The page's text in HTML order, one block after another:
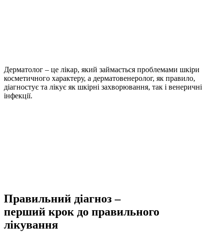
Дерматолог – це лікар, який займається проблемами шкіри
косметичного характеру, а дерматовенеролог, як правило,
діагностує та лікує як шкірні захворювання, так і венеричні
інфекції.
Правильний діагноз –
перший крок до правильного
лікування